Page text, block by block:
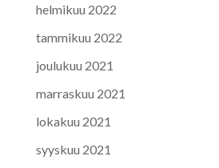
helmikuu 2022
tammikuu 2022
joulukuu 2021
marraskuu 2021
lokakuu 2021
syyskuu 2021